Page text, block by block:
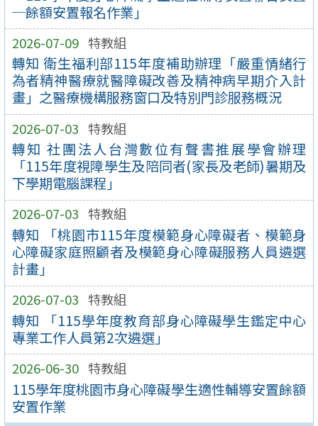
─餘額安置報名作業」
2026-07-09 特教組
轉知 衛生福利部115年度補助辦理「嚴重情緒行
為者精神醫療就醫障礙改善及精神病早期介入計
畫」之醫療機構服務窗口及特別門診服務概況
2026-07-03 特教組
轉知 社團法人台灣數位有聲書推展學會辦理
「115年度視障學生及陪同者(家長及老師)暑期及
下學期電腦課程」
2026-07-03 特教組
轉知 「桃園市115年度模範身心障礙者、模範身
心障礙家庭照顧者及模範身心障礙服務人員遴選
計畫」
2026-07-03 特教組
轉知 「115學年度教育部身心障礙學生鑑定中心
專業工作人員第2次遴選」
2026-06-30 特教組
115學年度桃園市身心障礙學生適性輔導安置餘額
安置作業